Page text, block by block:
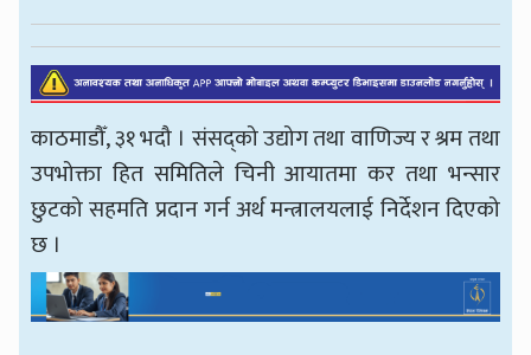
काठमाडौँ, ३१ भदौ । संसद्को उद्योग तथा वाणिज्य र श्रम तथा
उपभोक्ता हित समितिले चिनी आयातमा कर तथा भन्सार
छुटको सहमति प्रदान गर्न अर्थ मन्त्रालयलाई निर्देशन दिएको
छ ।